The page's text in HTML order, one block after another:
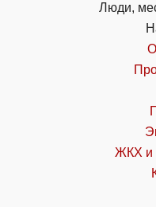
Люди,
ЖКХ и